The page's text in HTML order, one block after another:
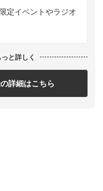
定イベントやラジオ
と詳しく
詳細はこちら